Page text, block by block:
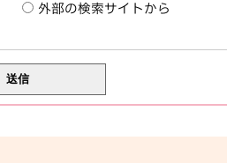
外部の検索サイトから